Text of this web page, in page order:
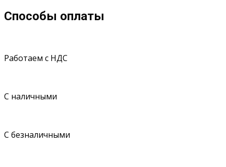
Способы оплаты
Работаем с НДС
С наличными
С безналичными